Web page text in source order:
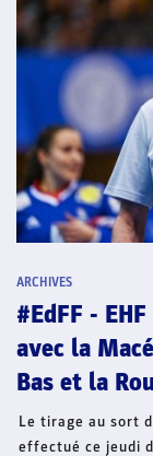
ARCHIVES
#EdFF -
avec la
Bas et la
Le tirage au sort
effectué ce jeudi